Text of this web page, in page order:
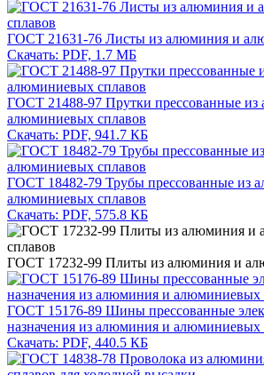
ГОСТ 21631-76 Листы из алюминия и
Скачать: PDF, 1.7 МБ
ГОСТ 21488-97 Прутки прессованные из
алюминиевых сплавов
Скачать: PDF, 941.7 КБ
ГОСТ 18482-79 Трубы прессованные из
алюминиевых сплавов
Скачать: PDF, 575.8 КБ
ГОСТ 17232-99 Плиты из алюминия и
ГОСТ 15176-89 Шины прессованные
назначения из алюминия и алюминиевых
Скачать: PDF, 440.5 КБ